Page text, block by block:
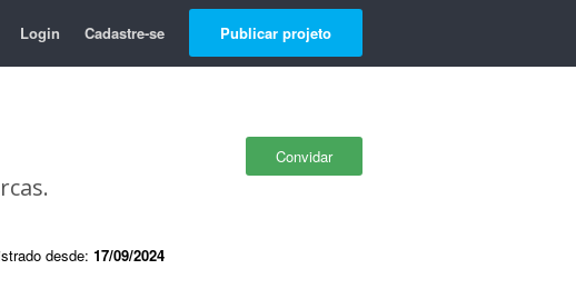
Login Cadastre-se Publicar projeto
Convidar
desde: 17/09/2024